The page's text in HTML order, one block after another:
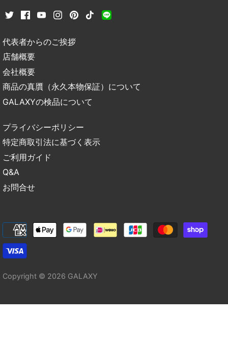
代表者からのご挨拶
店舗概要
会社概要
商品の真贋（永久本物保証）について
GALAXYの検品について
プライバシーポリシー
特定商取引法に基づく表示
ご利用ガイド
Q&A
お問合せ
Copyright © 2026 GALAXY